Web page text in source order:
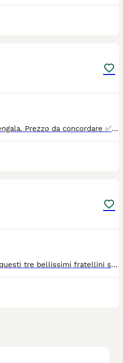
Cedo bellissimi cuccioli bengala. Prezzo da concordare ✅microchip ✅vaccinazione ✅libretto sanitario ✅esami salute ✅esami salute intestinale.
Nati il primo Maggio 2026 questi tre bellissimi fratellini saranno disponibili a metà Agosto con tutta la documentazione che ne attesta la pura razza. I genitori sono di mia proprietà e certificati per le malattie genetiche. I cuccioli sono un maschietto Snow Mink, un maschietto Brown Spotted Tabby e una femminuccia Marbled. Disponibili altre immagini e video sulle pagine Instagram e Facebook “Bengal in love” I cuccioli hanno un costo diverso in base alle caratteristiche del manto/strutturali 1300/1500. Saranno addestrati all’uso del guinzaglio per le uscite in passeggiata,l’alimentazione è proteica quindi umido/crocchette, abituati all’uso della lettiera anche automatica, sono gatti molto intelligenti e giocosi. Per info 349/5058147 Giovanna whatsapp